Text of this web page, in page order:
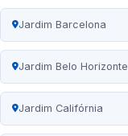
Jardim Barcelona
Jardim Belo Horizonte
Jardim Califórnia